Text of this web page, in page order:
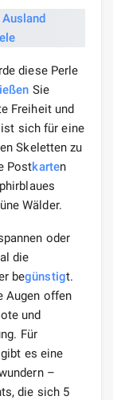
diese Perle
Sie
Freiheit und
sich für eine
Skeletten zu
Postkarten
Wälder.
oder
die
begünstigt.
Augen offen
und
Für
es eine
–
die sich 5